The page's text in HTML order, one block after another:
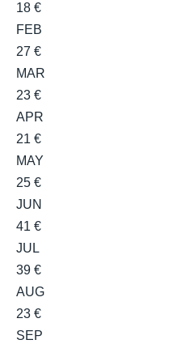
18 €
FEB
27 €
MAR
23 €
APR
21 €
MAY
25 €
JUN
41 €
JUL
39 €
AUG
23 €
SEP